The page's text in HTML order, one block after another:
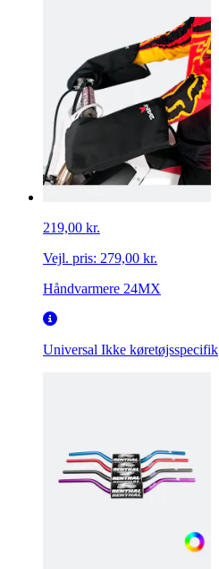
219,00 kr.
Vejl. pris: 279,00 kr.
Håndvarmere 24MX
Universal Ikke køretøjsspecifik